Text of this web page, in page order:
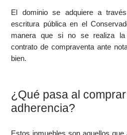
El dominio se adquiere a
escritura pública en el
manera que si no se realiza
contrato de compraventa ante
bien.
¿Qué pasa al
adherencia?
Estos inmuebles son aquellos